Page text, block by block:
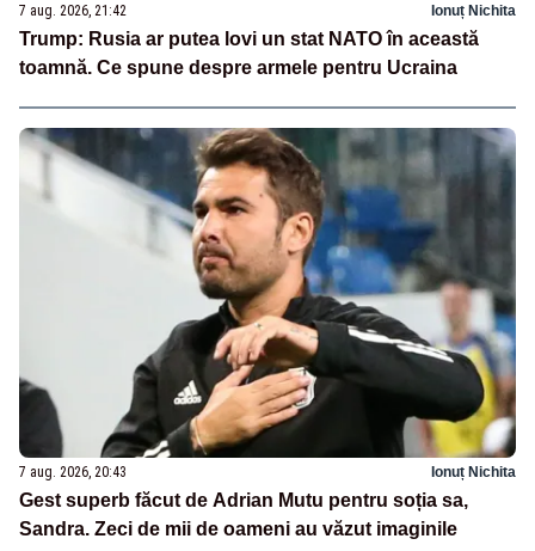
7 aug. 2026, 21:42 Ionuț Nichita
Trump: Rusia ar putea lovi un stat NATO în această
toamnă. Ce spune despre armele pentru Ucraina
7 aug. 2026, 20:43 Ionuț Nichita
Gest superb făcut de Adrian Mutu pentru soția sa,
Sandra. Zeci de mii de oameni au văzut imaginile